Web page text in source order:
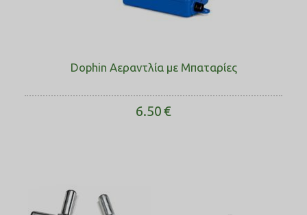
Dophin Αεραντλία με Μπαταρίες
6.50€